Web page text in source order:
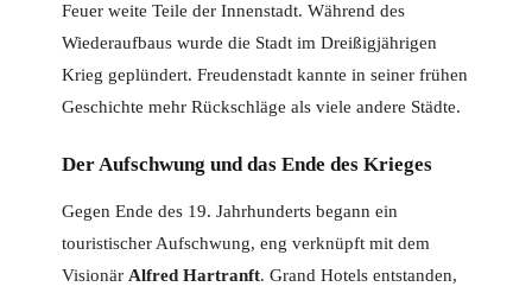
Feuer weite Teile der Innenstadt. Während des
Wiederaufbaus wurde die Stadt im Dreißigjährigen
Krieg geplündert. Freudenstadt kannte in seiner frühen
Geschichte mehr Rückschläge als viele andere Städte.
Der Aufschwung und das Ende des Krieges
Gegen Ende des 19. Jahrhunderts begann ein
touristischer Aufschwung, eng verknüpft mit dem
Visionär Alfred Hartranft. Grand Hotels entstanden,